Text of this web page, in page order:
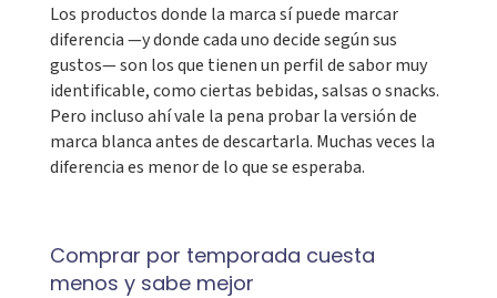
Los productos donde la marca sí puede marcar
diferencia —y donde cada uno decide según sus
gustos— son los que tienen un perfil de sabor muy
identificable, como ciertas bebidas, salsas o snacks.
Pero incluso ahí vale la pena probar la versión de
marca blanca antes de descartarla. Muchas veces la
diferencia es menor de lo que se esperaba.
Comprar por temporada cuesta
menos y sabe mejor